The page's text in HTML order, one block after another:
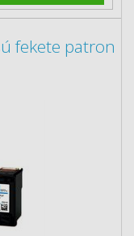
fekete patron